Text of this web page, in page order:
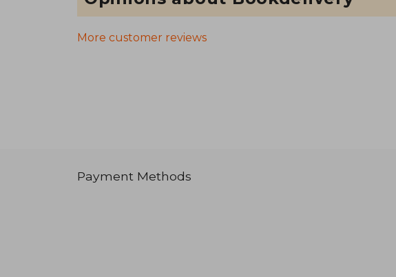
More customer reviews
Payment Methods